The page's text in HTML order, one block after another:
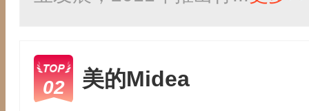
02 美的Midea